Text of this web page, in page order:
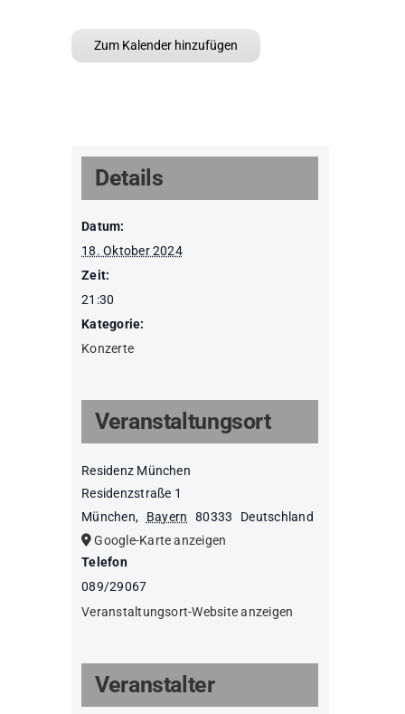
Zum Kalender hinzufügen
Details
Datum:
18. Oktober 2024
Zeit:
21:30
Kategorie:
Konzerte
Veranstaltungsort
Residenz München
Residenzstraße 1
München, Bayern 80333
Deutschland
Google-Karte anzeigen
Telefon
089/29067
Veranstaltungsort-Website anzeigen
Veranstalter